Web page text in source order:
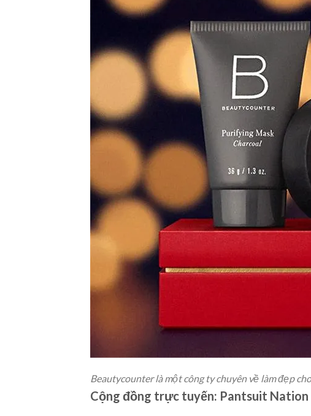
Beautycounter là một công ty chuyên về làm đẹp
Cộng đồng trực tuyến: Pantsuit Nation